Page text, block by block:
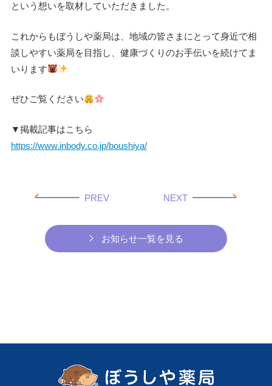
という想いを取材していただきました。
これからもぼうしや薬局は、 地域の皆さまにとって身近で相
談しやすい薬局を目指し、 健康づくりのお手伝いを続けてま
いります
ぜひご覧ください
▼掲載記事はこちら
https://www.inbody.co.jp/boushiya/
PREV
お知らせ一覧を見る
NEXT